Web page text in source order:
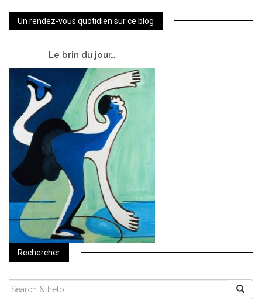
Un rendez-vous quotidien sur ce blog
Le brin du jour…
Rechercher
SEARCH
FOR: